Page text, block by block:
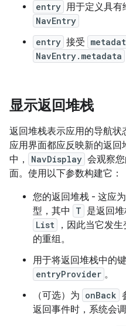
entry 用于定义具有
NavEntry
entry 接受
NavEntry.metadata
显示返回堆栈
返回堆栈表示应用的导航状
应用界面都应反映新的返
中，
NavDisplay 会观察
面。使用以下参数构建它：
您的返回堆栈 - 这应为
型，其中
T 是返回
List ，因此当它发
的重组。
用于将返回堆栈中的
entryProvider 。
（可选）为 onBack
返回事件时，系统会调